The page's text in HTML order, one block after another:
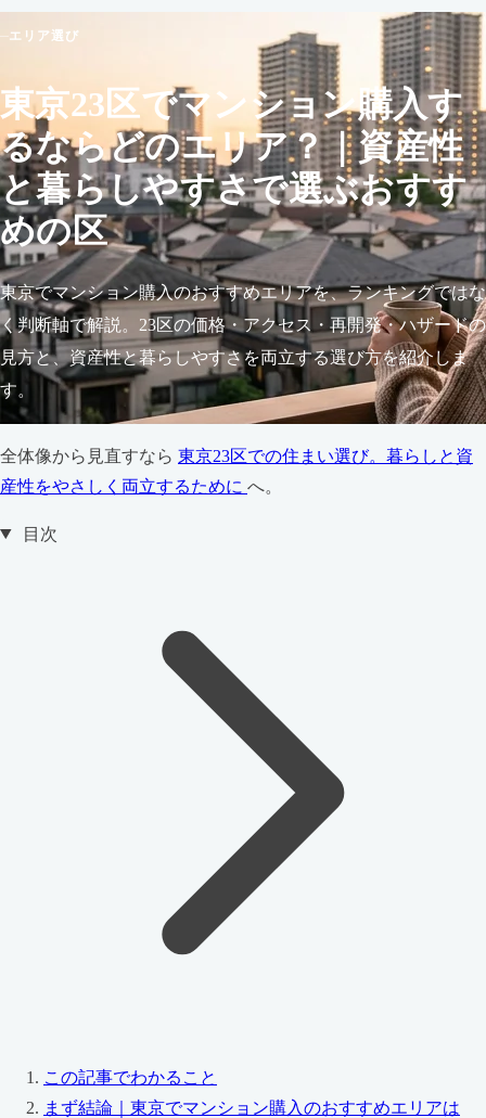
エリア選び
東京23区でマンション購入す
るならどのエリア？｜資産性
と暮らしやすさで選ぶおすす
めの区
東京でマンション購入のおすすめエリアを、ランキングではな
く判断軸で解説。23区の価格・アクセス・再開発・ハザードの
見方と、資産性と暮らしやすさを両立する選び方を紹介しま
す。
全体像から見直すなら 東京23区での住まい選び。暮らしと資
産性をやさしく両立するために へ。
目次
この記事でわかること
まず結論｜東京でマンション購入のおすすめエリアは